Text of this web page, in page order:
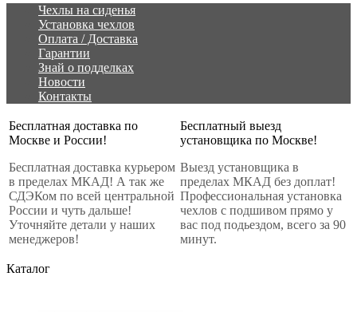
Чехлы на сиденья
Установка чехлов
Оплата / Доставка
Гарантии
Знай о подделках
Новости
Контакты
Бесплатная доставка по
Москве и России!
Бесплатная доставка курьером
в пределах МКАД! А так же
СДЭКом по всей центральной
России и чуть дальше!
Уточняйте детали у наших
менеджеров!
Бесплатный выезд
установщика по Москве!
Выезд установщика в
пределах МКАД без доплат!
Профессиональная установка
чехлов с подшивом прямо у
вас под подьездом, всего за 90
минут.
Каталог